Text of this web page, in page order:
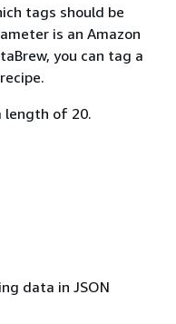
tags should be
is an Amazon
you can tag a
length of 20.
data in JSON